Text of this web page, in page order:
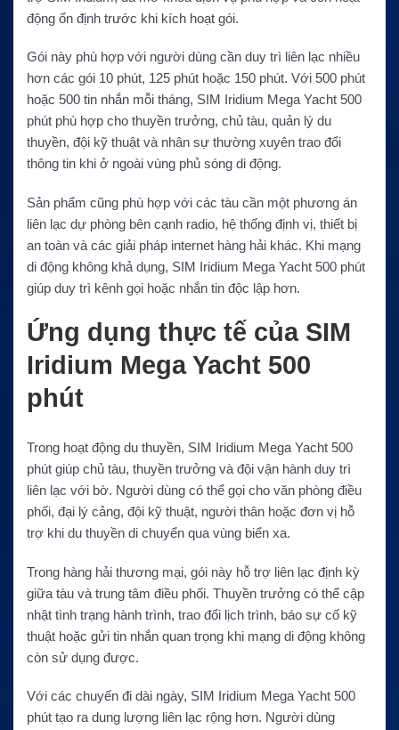
động ổn định trước khi kích hoạt gói.
Gói này phù hợp với người dùng cần duy trì liên lạc nhiều
hơn các gói 10 phút, 125 phút hoặc 150 phút. Với 500 phút
hoặc 500 tin nhắn mỗi tháng, SIM Iridium Mega Yacht 500
phút phù hợp cho thuyền trưởng, chủ tàu, quản lý du
thuyền, đội kỹ thuật và nhân sự thường xuyên trao đổi
thông tin khi ở ngoài vùng phủ sóng di động.
Sản phẩm cũng phù hợp với các tàu cần một phương án
liên lạc dự phòng bên cạnh radio, hệ thống định vị, thiết bị
an toàn và các giải pháp internet hàng hải khác. Khi mạng
di động không khả dụng, SIM Iridium Mega Yacht 500 phút
giúp duy trì kênh gọi hoặc nhắn tin độc lập hơn.
Ứng dụng thực tế của SIM
Iridium Mega Yacht 500
phút
Trong hoạt động du thuyền, SIM Iridium Mega Yacht 500
phút giúp chủ tàu, thuyền trưởng và đội vận hành duy trì
liên lạc với bờ. Người dùng có thể gọi cho văn phòng điều
phối, đại lý cảng, đội kỹ thuật, người thân hoặc đơn vị hỗ
trợ khi du thuyền di chuyển qua vùng biển xa.
Trong hàng hải thương mại, gói này hỗ trợ liên lạc định kỳ
giữa tàu và trung tâm điều phối. Thuyền trưởng có thể cập
nhật tình trạng hành trình, trao đổi lịch trình, báo sự cố kỹ
thuật hoặc gửi tin nhắn quan trọng khi mạng di động không
còn sử dụng được.
Với các chuyến đi dài ngày, SIM Iridium Mega Yacht 500
phút tạo ra dung lượng liên lạc rộng hơn. Người dùng